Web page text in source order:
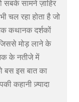
सबके सामने ज़ाहिर
चल रहा होता है जो
कथानक दर्शकों
मोड़ लाने के
के नतीजे में
बस इस बात का
कहानी ज़्यादा